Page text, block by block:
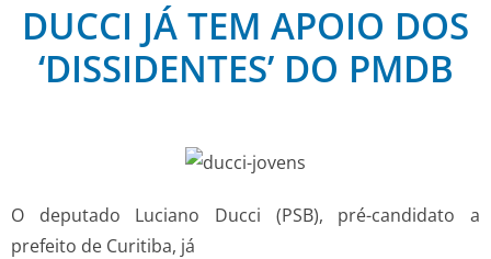
DUCCI JÁ TEM APOIO DOS
‘DISSIDENTES’ DO PMDB
O deputado Luciano Ducci (PSB), pré-candidato a
prefeito de Curitiba, já